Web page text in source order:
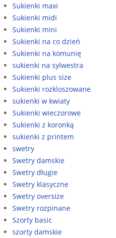
Sukienki maxi
Sukienki midi
Sukienki mini
Sukienki na co dzień
Sukienki na komunię
sukienki na sylwestra
Sukienki plus size
Sukienki rozkloszowane
sukienki w kwiaty
Sukienki wieczorowe
Sukienki z koronką
sukienki z printem
swetry
Swetry damskie
Swetry długie
Swetry klasyczne
Swetry oversize
Swetry rozpinane
Szorty basic
szorty damskie